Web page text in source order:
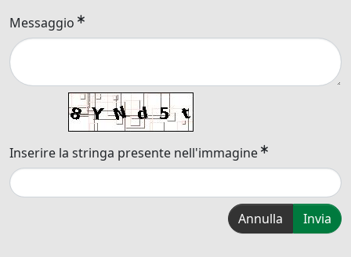
Messaggio
Inserire la stringa presente nell'immagine
Annulla Invia